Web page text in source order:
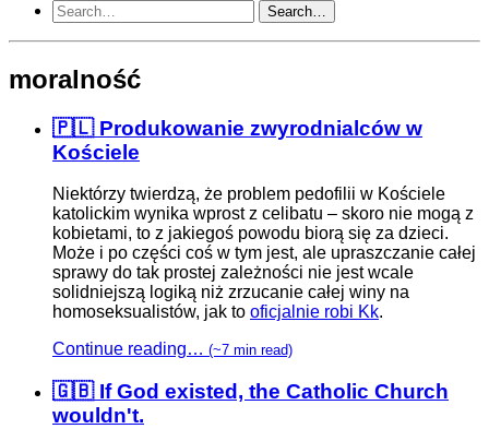
Search…
moralność
🇵🇱 Produkowanie zwyrodnialców w
Kościele
Niektórzy twierdzą, że problem pedofilii w Kościele
katolickim wynika wprost z celibatu – skoro nie mogą z
kobietami, to z jakiegoś powodu biorą się za dzieci.
Może i po części coś w tym jest, ale upraszczanie całej
sprawy do tak prostej zależności nie jest wcale
solidniejszą logiką niż zrzucanie całej winy na
homoseksualistów, jak to oficjalnie robi Kk.
Continue reading… (~7 min read)
🇬🇧 If God existed, the Catholic Church
wouldn't.